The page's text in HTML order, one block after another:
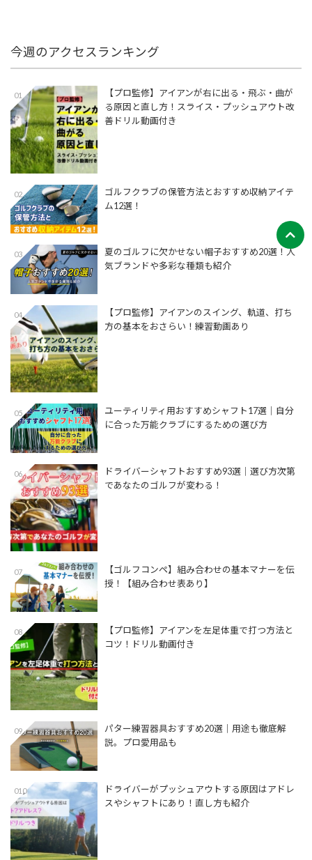
今週のアクセスランキング
01
【プロ監修】アイアンが右に出る・飛ぶ・曲が
る原因と直し方！スライス・プッシュアウト改
善ドリル動画付き
02
ゴルフクラブの保管方法とおすすめ収納アイテ
ム12選！
03
夏のゴルフに欠かせない帽子おすすめ20選！人
気ブランドや多彩な種類も紹介
04
【プロ監修】アイアンのスイング、軌道、打ち
方の基本をおさらい！練習動画あり
05
ユーティリティ用おすすめシャフト17選│自分
に合った万能クラブにするための選び方
06
ドライバーシャフトおすすめ93選│選び方次第
であなたのゴルフが変わる！
07
【ゴルフコンペ】組み合わせの基本マナーを伝
授！【組み合わせ表あり】
08
【プロ監修】アイアンを左足体重で打つ方法と
コツ！ドリル動画付き
09
パター練習器具おすすめ20選｜用途も徹底解
説。プロ愛用品も
010
ドライバーがプッシュアウトする原因はアドレ
スやシャフトにあり！直し方も紹介